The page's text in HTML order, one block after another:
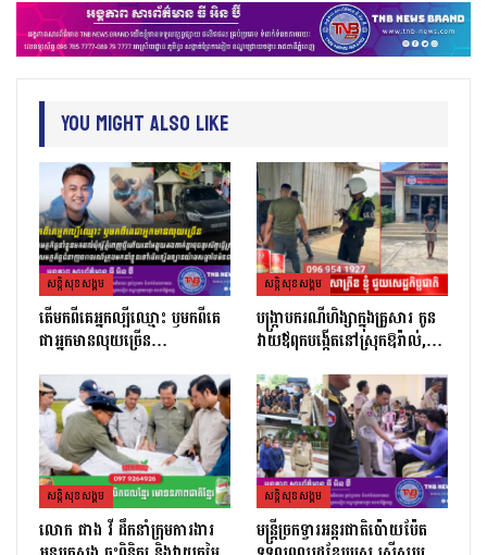
You Might Also Like
សន្តិសុខសង្គម
តេីមកពីគេអ្នកល្បីឈ្មោះ​ ឫមកពីគេ
ជាអ្នកមានលុយច្រេីន​…
សន្តិសុខសង្គម
បង្ក្រាបករណីហិង្សាក្នុងគ្រួសារ កូន
វាយឪពុកបង្កើតនៅស្រុកឱរ៉ាល់,…
សន្តិសុខសង្គម
លោក ផាង វី ដឹកនាំក្រុមការងារ
សន្តិសុខសង្គម
មន្ត្រីច្រកទ្វារអន្តរជាតិប៉ោយប៉ែត